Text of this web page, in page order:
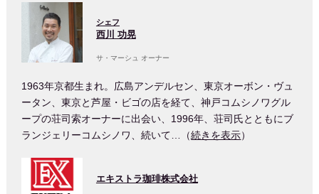
シェフ
西川 功晃
サ・マーシュ オーナー
1963年京都生まれ。広島アンデルセン、東京オーボン・ヴュ
ータン、東京と芦屋・ビゴの店を経て、神戸コムシノワグル
ープの荘司索オーナーに出会い、1996年、荘司氏とともにブ
ランジェリーコムシノワ、続いて…（続きを表示）
エキストラ珈琲株式会社